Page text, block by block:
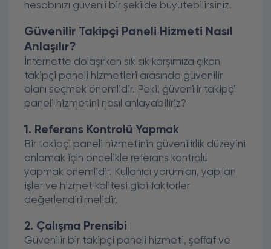
hesabınızı güvenli bir şekilde büyütebilirsiniz.
Güvenilir Takipçi Paneli Hizmeti Nasıl
Anlaşılır?
İnternette dolaşırken sık sık karşımıza çıkan
takipçi paneli hizmetleri arasında güvenilir
olanı seçmek önemlidir. Peki, güvenilir takipçi
paneli hizmetini nasıl anlayabiliriz?
1. Referans Kontrolü Yapmak
Bir takipçi paneli hizmetinin güvenilirlik düzeyini
anlamak için öncelikle referans kontrolü
yapmak önemlidir. Kullanıcı yorumları, yapılan
işler ve hizmet kalitesi gibi faktörler
değerlendirilmelidir.
2. Çalışma Prensibi
Güvenilir bir takipçi paneli hizmeti, şeffaf ve